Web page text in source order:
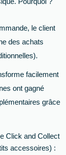
le client
des achats
facilement
ont gagné
grâce
Click and Collect
accessoires) :